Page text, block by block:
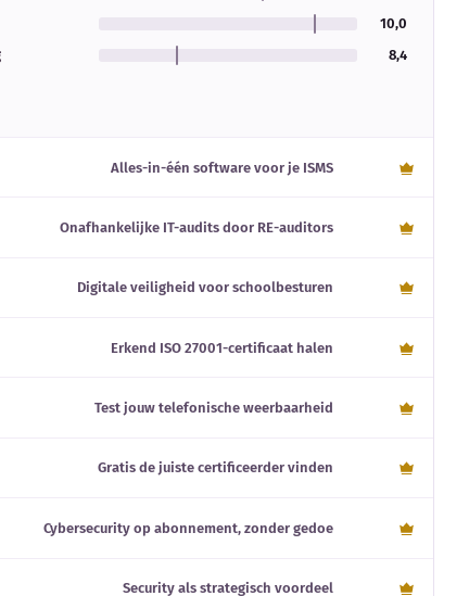
10,0
8,4
Alles-in-één software voor je ISMS
Onafhankelijke IT-audits door RE-auditors
Digitale veiligheid voor schoolbesturen
Erkend ISO 27001-certificaat halen
Test jouw telefonische weerbaarheid
Gratis de juiste certificeerder vinden
Cybersecurity op abonnement, zonder gedoe
Security als strategisch voordeel